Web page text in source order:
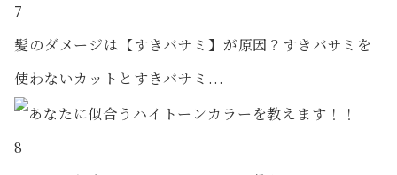
7
髪のダメージは【すきバサミ】が原因？すきバサミを
使わないカットとすきバサミ...
8